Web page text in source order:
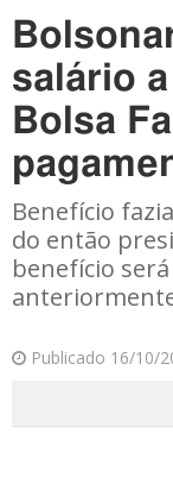
salário
Bolsa
Benefício
do então
benefício
Publicado 16/10/